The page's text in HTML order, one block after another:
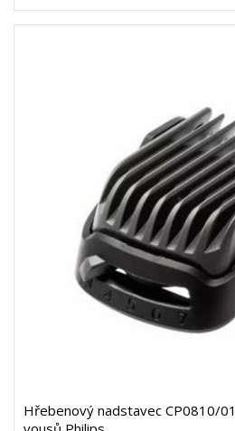
Hřebenový nadstavec CP0810/